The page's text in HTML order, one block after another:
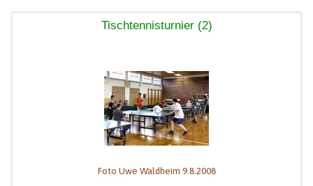
Tischtennisturnier (2)
Foto Uwe Waldheim 9.8.2008